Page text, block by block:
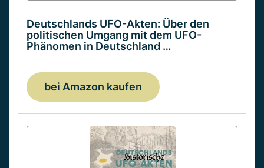
Deutschlands UFO-Akten: Über den
politischen Umgang mit dem UFO-
Phänomen in Deutschland …
bei Amazon kaufen